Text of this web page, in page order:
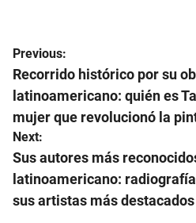
Navegación
de
entradas
Previous:
Recorrido histórico por su
latinoamericano: quién es
mujer que revolucionó la
Next:
Sus autores más
latinoamericano:
sus artistas más destacados